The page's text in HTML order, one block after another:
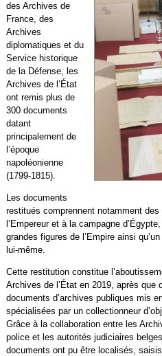
des Archives de
France, des
Archives
diplomatiques et du
Service historique
de la Défense, les
Archives de l’État
ont remis plus de
300 documents
datant
principalement de
l’époque
napoléonienne
(1799-1815).
Les documents
restitués comprennent notamment
l’Empereur et à la campagne
grandes figures de l’Empire ainsi
lui-même.
Cette restitution constitue
Archives de l’État en 2019, après que
documents d’archives publiques mis
spécialisées par un collectionneur
Grâce à la collaboration entre les
police et les autorités judiciaires
documents ont pu être localisés,